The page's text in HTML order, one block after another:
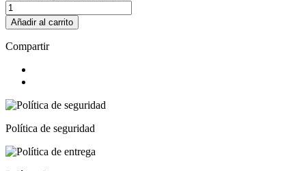
Añadir al carrito
Compartir
Política de seguridad